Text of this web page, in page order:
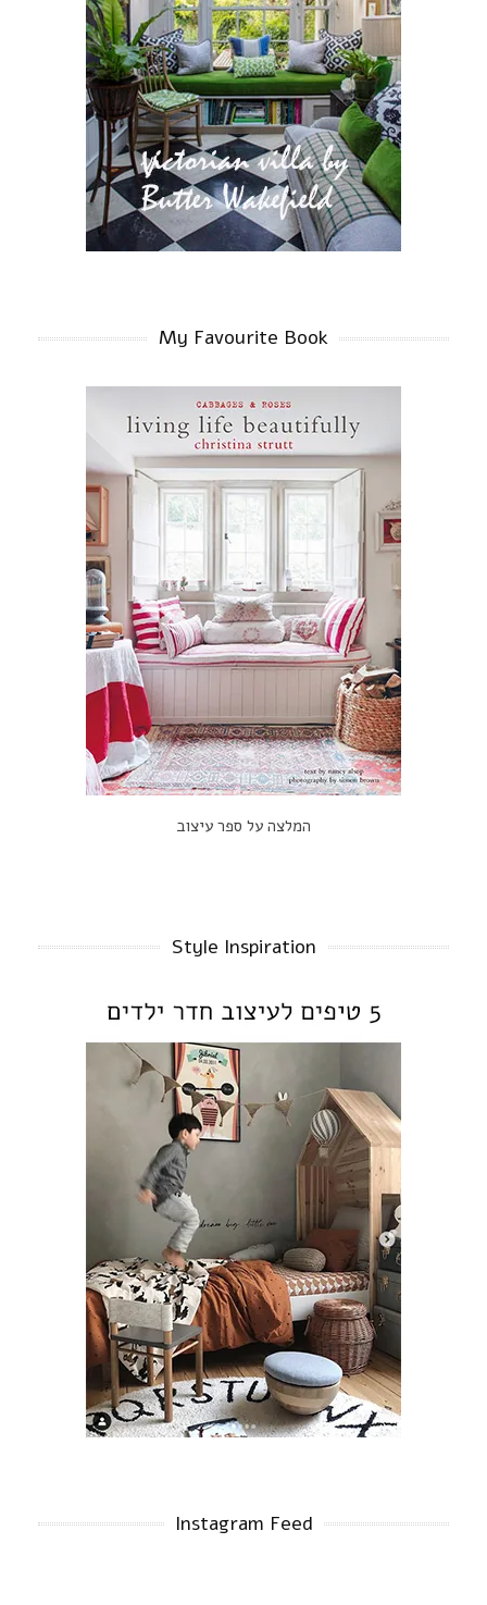
My Favourite Book
המלצה על ספר עיצוב
Style Inspiration
Instagram Feed